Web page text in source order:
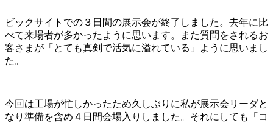
ビックサイトでの３日間の展示会が終了しました。去年に比
べて来場者が多かったように思います。また質問をされるお
客さまが「とても真剣で活気に溢れている」ように思いまし
た。
今回は工場が忙しかったため久しぶりに私が展示会リーダと
なり準備を含め４日間会場入りしました。それにしても「コ